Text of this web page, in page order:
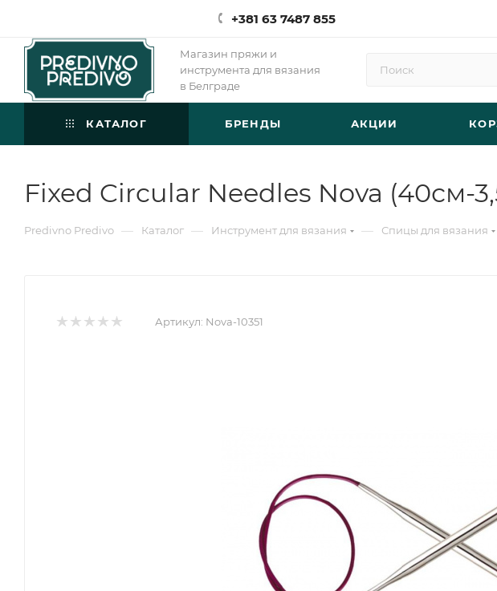
+381 63 7487 855
Магазин пряжи и
инструмента для вязания
в Белграде
КАТАЛОГ БРЕНДЫ АКЦИИ
Fixed Circular Needles Nova (40см-
Predivno Predivo — Каталог — Инструмент для вязания — Спицы для вязания
Артикул: Nova-10351